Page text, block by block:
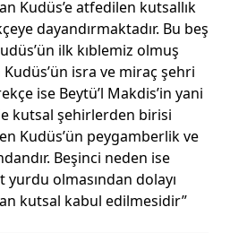
Kudüs’e atfedilen kutsallık
dayandırmaktadır. Bu beş
ilk kıblemiz olmuş
Kudüs’ün isra ve miraç şehri
ise Beytü’l Makdis’in yani
kutsal şehirlerden birisi
Kudüs’ün peygamberlik ve
Beşinci neden ise
yurdu olmasından dolayı
kutsal kabul edilmesidir”